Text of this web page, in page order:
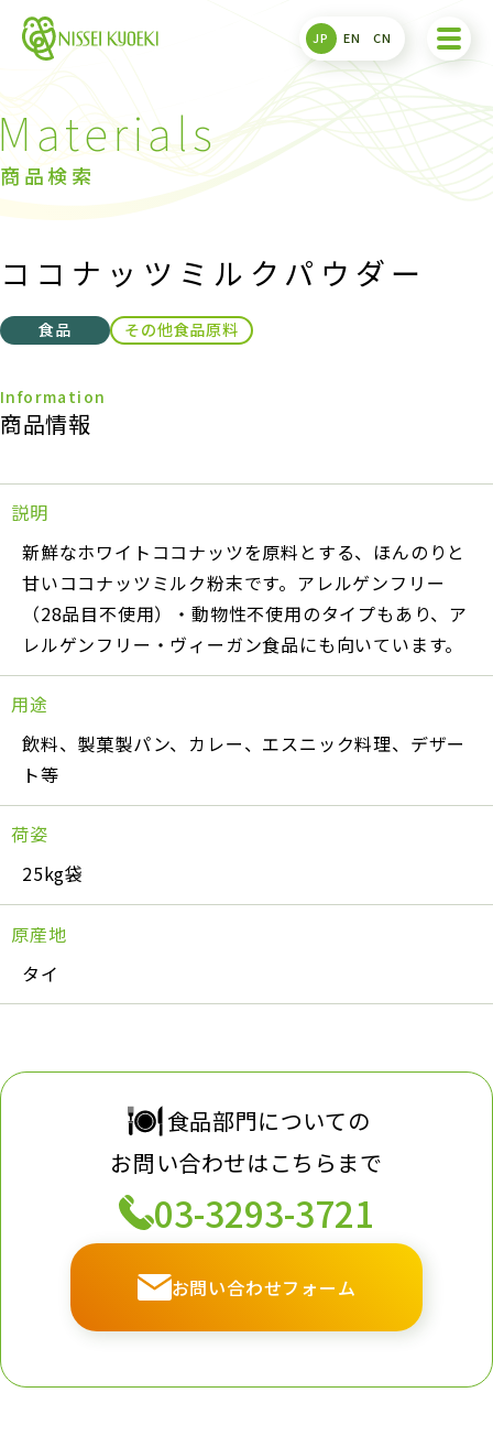
JP EN CN
商品検索
ココナッツミルクパウダー
食品 その他食品原料
商品情報
説明
新鮮なホワイトココナッツを原料とする、ほんのりと
甘いココナッツミルク粉末です。アレルゲンフリー
（28品目不使用）・動物性不使用のタイプもあり、ア
レルゲンフリー・ヴィーガン食品にも向いています。
用途
飲料、製菓製パン、カレー、エスニック料理、デザー
ト等
荷姿
25kg袋
原産地
タイ
食品部門についての
お問い合わせはこちらまで
03-3293-3721
お問い合わせフォーム